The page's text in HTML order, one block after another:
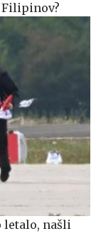
Filipinov?
letalo, našli